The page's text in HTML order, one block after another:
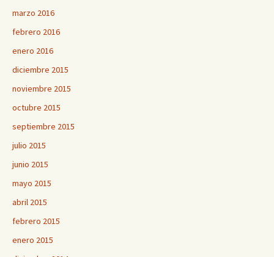
marzo 2016
febrero 2016
enero 2016
diciembre 2015
noviembre 2015
octubre 2015
septiembre 2015
julio 2015
junio 2015
mayo 2015
abril 2015
febrero 2015
enero 2015